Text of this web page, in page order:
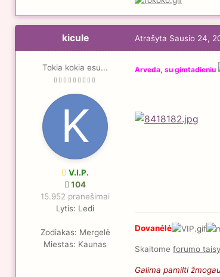
kicule
Tokia kokia esu...
V.I.P.
104
15.952 pranešimai
Lytis: Ledi
Zodiakas: Mergelė
Miestas: Kaunas
Atrašyta Sausio 24,
Arveda, su gimtadieniu
Dovanėlė
Skaitome forumo
Galima pamilti